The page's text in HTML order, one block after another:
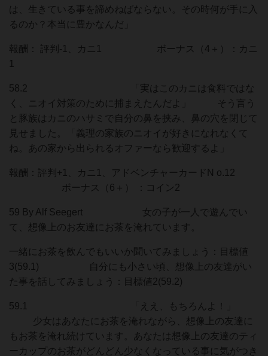
は、生きている事を諦めねばならない。その時何が手に入
るのか？本当に豊かなんだ」
報酬： 評判-1、カニ1 ボーナス（4＋）：カニ
1
58.2 「実はこのカニは食料ではな
く、ニオイ対策のために捕まえたんだよ」 そう言う
と豚族はカニのハサミで自分の鼻を挟み、鼻の穴を閉じて
見せました。「義理の家族のニオイが好きになれなくて
ね。あの家から出られるオファーなら歓迎するよ」
報酬：評判+1、カニ1、アドベンチャーカードN o.12
ボーナス（6＋） ：コイン2
59 By Alf Seegert 女の子が一人で遊んでい
て、想像上のお友達にお茶を淹れています。
一緒にお茶を飲んでもいいか聞いてみましょう：目標値
3(59.1) 自分にも小さい頃、想像上の友達がい
た事を話してみましょう：目標値2(59.2)
59.1 「ええ、もちろんよ！」
少女はあなたにお茶を淹れながら、想像上の友達に
もお茶を淹れ続けています。あなたは想像上の友達のティ
ーカップのお茶がどんどん少なくなっている事に気がつき